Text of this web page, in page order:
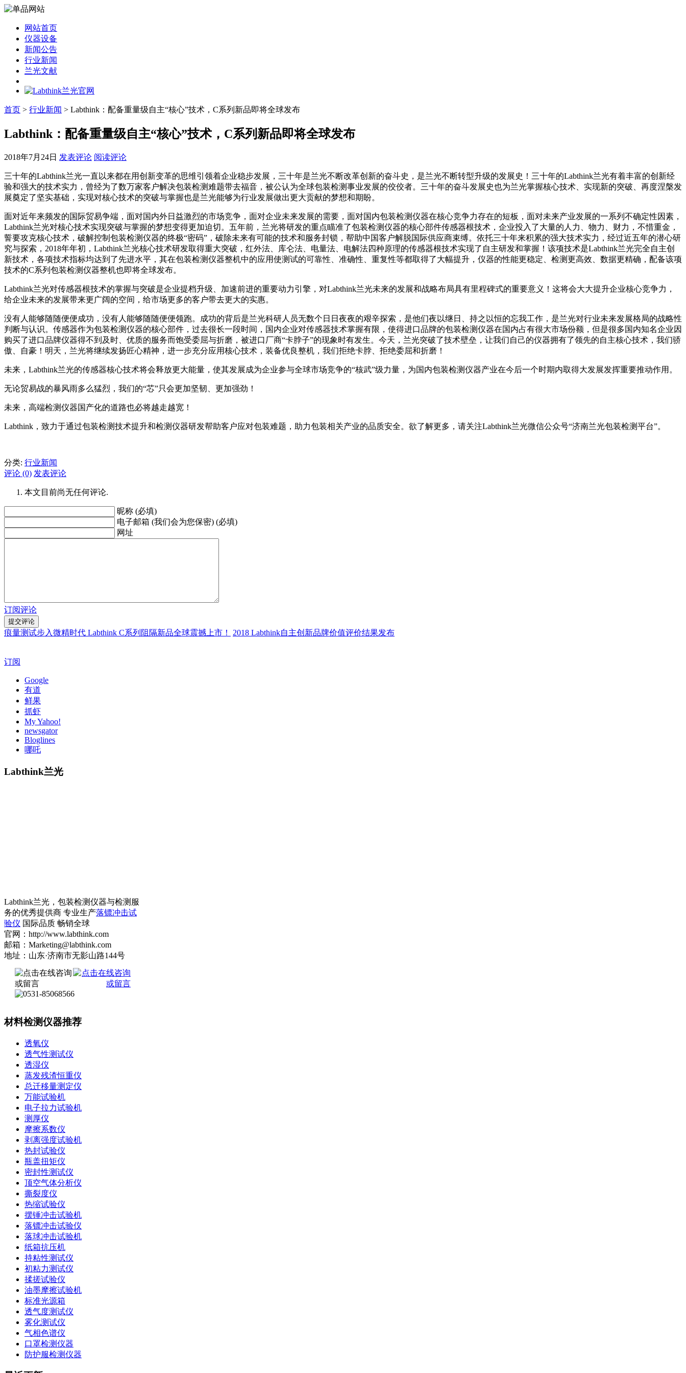
网站首页
仪器设备
新闻公告
行业新闻
兰光文献
首页 > 行业新闻 > Labthink：配备重量级自主“核心”技术，C系列新品即将全球发布
Labthink：配备重量级自主“核心”技术，C系列新品即将全球发布
2018年7月24日 发表评论 阅读评论
三十年的Labthink兰光一直以来都在用创新变革的思维引领着企业稳步发展，三十年是兰光不断改革创新的奋斗史，是兰光不断转型升级的发展史！三十年的Labthink兰光有着丰富的创新经
验和强大的技术实力，曾经为了数万家客户解决包装检测难题带去福音，被公认为全球包装检测事业发展的佼佼者。三十年的奋斗发展史也为兰光掌握核心技术、实现新的突破、再度涅槃发
展奠定了坚实基础，实现对核心技术的突破与掌握也是兰光能够为行业发展做出更大贡献的梦想和期盼。
面对近年来频发的国际贸易争端，面对国内外日益激烈的市场竞争，面对企业未来发展的需要，面对国内包装检测仪器在核心竞争力存在的短板，面对未来产业发展的一系列不确定性因素，
Labthink兰光对核心技术实现突破与掌握的梦想变得更加迫切。五年前，兰光将研发的重点瞄准了包装检测仪器的核心部件传感器根技术，企业投入了大量的人力、物力、财力，不惜重金，
誓要攻克核心技术，破解控制包装检测仪器的终极“密码”，破除未来有可能的技术和服务封锁，帮助中国客户解脱国际供应商束缚。依托三十年来积累的强大技术实力，经过近五年的潜心研
究与探索，2018年年初，Labthink兰光核心技术研发取得重大突破，红外法、库仑法、电量法、电解法四种原理的传感器根技术实现了自主研发和掌握！该项技术是Labthink兰光完全自主创
新技术，各项技术指标均达到了先进水平，其在包装检测仪器整机中的应用使测试的可靠性、准确性、重复性等都取得了大幅提升，仪器的性能更稳定、检测更高效、数据更精确，配备该项
技术的C系列包装检测仪器整机也即将全球发布。
Labthink兰光对传感器根技术的掌握与突破是企业提档升级、加速前进的重要动力引擎，对Labthink兰光未来的发展和战略布局具有里程碑式的重要意义！这将会大大提升企业核心竞争力，
给企业未来的发展带来更广阔的空间，给市场更多的客户带去更大的实惠。
没有人能够随随便便成功，没有人能够随随便便领跑。成功的背后是兰光科研人员无数个日日夜夜的艰辛探索，是他们夜以继日、持之以恒的忘我工作，是兰光对行业未来发展格局的战略性
判断与认识。传感器作为包装检测仪器的核心部件，过去很长一段时间，国内企业对传感器技术掌握有限，使得进口品牌的包装检测仪器在国内占有很大市场份额，但是很多国内知名企业因
购买了进口品牌仪器得不到及时、优质的服务而饱受委屈与折磨，被进口厂商“卡脖子”的现象时有发生。今天，兰光突破了技术壁垒，让我们自己的仪器拥有了领先的自主核心技术，我们骄
傲、自豪！明天，兰光将继续发扬匠心精神，进一步充分应用核心技术，装备优良整机，我们拒绝卡脖、拒绝委屈和折磨！
未来，Labthink兰光的传感器核心技术将会释放更大能量，使其发展成为企业参与全球市场竞争的“核武”级力量，为国内包装检测仪器产业在今后一个时期内取得大发展发挥重要推动作用。
无论贸易战的暴风雨多么猛烈，我们的“芯”只会更加坚韧、更加强劲！
未来，高端检测仪器国产化的道路也必将越走越宽！
Labthink，致力于通过包装检测技术提升和检测仪器研发帮助客户应对包装难题，助力包装相关产业的品质安全。欲了解更多，请关注Labthink兰光微信公众号“济南兰光包装检测平台”。
分类: 行业新闻
评论 (0) 发表评论
本文目前尚无任何评论.
昵称 (必填)
电子邮箱 (我们会为您保密) (必填)
网址
订阅评论
痕量测试步入微精时代 Labthink C系列阻隔新品全球震撼上市！ 2018 Labthink自主创新品牌价值评价结果发布
订阅
Google
有道
鲜果
抓虾
My Yahoo!
newsgator
Bloglines
哪吒
Labthink兰光
Labthink兰光，包装检测仪器与检测服
务的优秀提供商 专业生产落镖冲击试
验仪 国际品质 畅销全球
官网：http://www.labthink.com
邮箱：Marketing@labthink.com
地址：山东·济南市无影山路144号
材料检测仪器推荐
透氧仪
透气性测试仪
透湿仪
蒸发残渣恒重仪
总迁移量测定仪
万能试验机
电子拉力试验机
测厚仪
摩擦系数仪
剥离强度试验机
热封试验仪
瓶盖扭矩仪
密封性测试仪
顶空气体分析仪
撕裂度仪
热缩试验仪
摆锤冲击试验机
落镖冲击试验仪
落球冲击试验机
纸箱抗压机
持粘性测试仪
初粘力测试仪
揉搓试验仪
油墨摩擦试验机
标准光源箱
透气度测试仪
雾化测试仪
气相色谱仪
口罩检测仪器
防护服检测仪器